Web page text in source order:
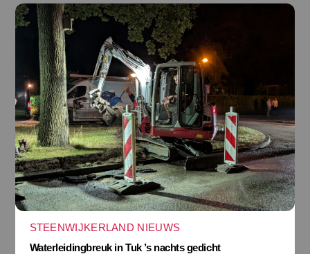
STEENWIJKERLAND NIEUWS
Waterleidingbreuk in Tuk ’s nachts gedicht